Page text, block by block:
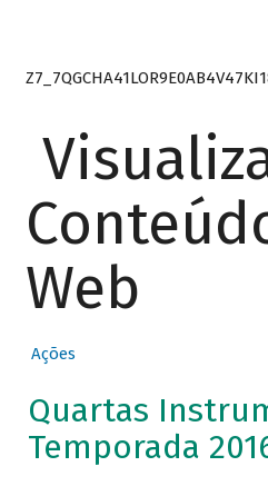
Web
Ações
Quartas
Temporada